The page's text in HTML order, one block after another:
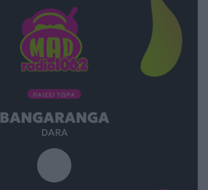
ΠΑΙΖΕΙ ΤΩΡΑ
BANGARANGA
DARA